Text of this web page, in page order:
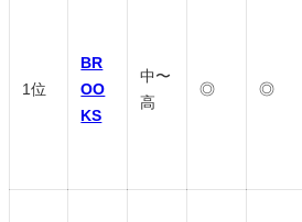
1位
BR
OO
KS
中〜
高
◎ ◎